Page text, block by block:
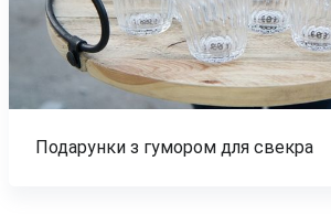
Подарунки з гумором для свекра